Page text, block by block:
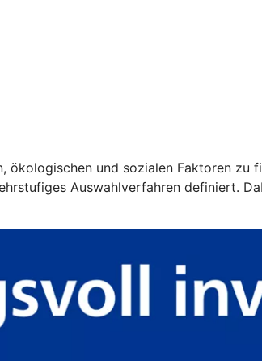
und sozialen Faktoren zu
Auswahlverfahren definiert.